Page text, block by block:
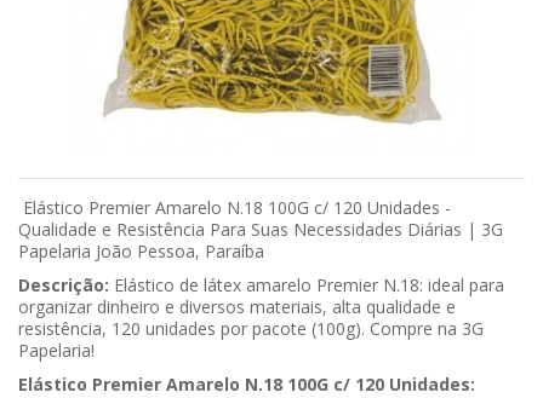
Elástico Premier Amarelo N.18 100G c/ 120 Unidades -
Qualidade e Resistência Para Suas Necessidades Diárias | 3G
Papelaria João Pessoa, Paraíba
Descrição: Elástico de látex amarelo Premier N.18: ideal para
organizar dinheiro e diversos materiais, alta qualidade e
resistência, 120 unidades por pacote (100g). Compre na 3G
Papelaria!
Elástico Premier Amarelo N.18 100G c/ 120 Unidades: